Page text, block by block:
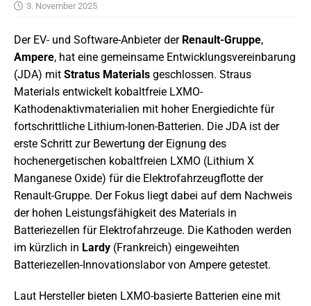
3. November 2025
Der EV- und Software-Anbieter der Renault-Gruppe,
Ampere, hat eine gemeinsame Entwicklungsvereinbarung
(JDA) mit Stratus Materials geschlossen. Straus
Materials entwickelt kobaltfreie LXMO-
Kathodenaktivmaterialien mit hoher Energiedichte für
fortschrittliche Lithium-Ionen-Batterien. Die JDA ist der
erste Schritt zur Bewertung der Eignung des
hochenergetischen kobaltfreien LXMO (Lithium X
Manganese Oxide) für die Elektrofahrzeugflotte der
Renault-Gruppe. Der Fokus liegt dabei auf dem Nachweis
der hohen Leistungsfähigkeit des Materials in
Batteriezellen für Elektrofahrzeuge. Die Kathoden werden
im kürzlich in Lardy (Frankreich) eingeweihten
Batteriezellen-Innovationslabor von Ampere getestet.
Laut Hersteller bieten LXMO-basierte Batterien eine mit